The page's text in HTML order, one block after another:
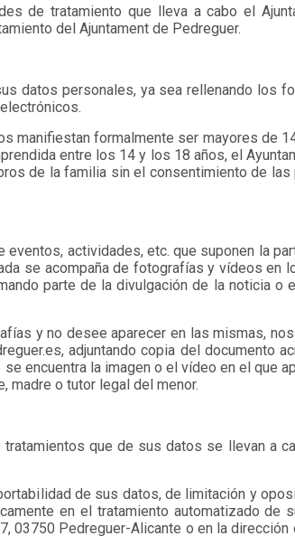
de tratamiento que lleva a cabo el
del Ajuntament de Pedreguer.
datos personales, ya sea rellenando los
manifiestan formalmente ser mayores de
entre los 14 y los 18 años, el
de la familia sin el consentimiento de las
actividades, etc. que suponen la
se acompaña de fotografías y vídeos en
parte de la divulgación de la noticia o
y no desee aparecer en las mismas,
adjuntando copia del documento
encuentra la imagen o el vídeo en el que
madre o tutor legal del menor.
que de sus datos se llevan a
de sus datos, de limitación y
en el tratamiento automatizado de
03750 Pedreguer-Alicante o en la dirección